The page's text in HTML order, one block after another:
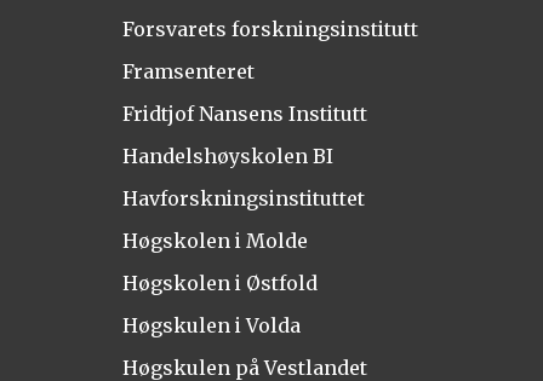
Forsvarets forskningsinstitutt
Framsenteret
Fridtjof Nansens Institutt
Handelshøyskolen BI
Havforskningsinstituttet
Høgskolen i Molde
Høgskolen i Østfold
Høgskulen i Volda
Høgskulen på Vestlandet